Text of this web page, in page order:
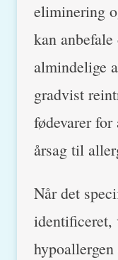
eliminering
kan
almindelige
gradvist
fødevarer
årsag til
Når det
identificeret,